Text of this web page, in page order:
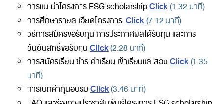
การแนะนำโครงการ ESG scholarshipClick(1.32 นาที)
การศึกษารายละเอียดโครงการ Click(7.12 นาที)
วิธีการสมัครขอรับทุน การประกาศผลได้รับทุน และการ
ยืนยันสิทธิ์ขอรับทุนClick(2.28 นาที)
การสมัครเรียน ชำระค่าเรียน เข้าเรียนและสอบClick(1.35
นาที)
การเบิกค่าทุนอบรมClick(3.46 นาที)